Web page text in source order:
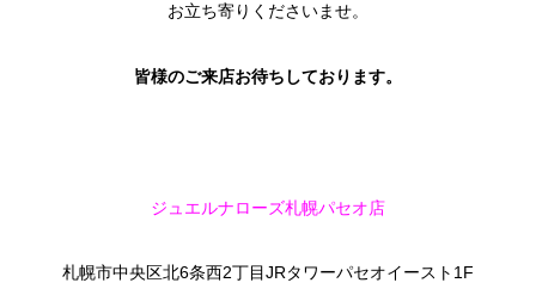
お立ち寄りくださいませ。
皆様のご来店お待ちしております。
ジュエルナローズ札幌パセオ店
札幌市中央区北6条西2丁目JRタワーパセオイースト1F